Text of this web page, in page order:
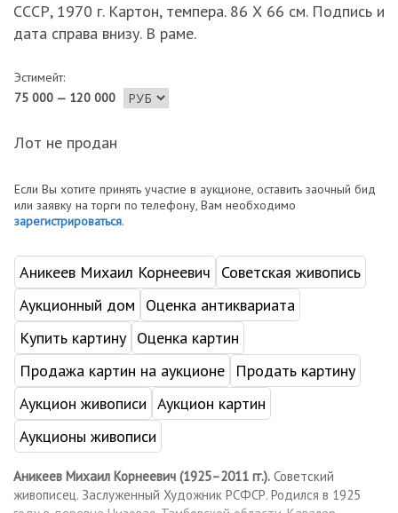
СССР, 1970 г. Картон, темпера. 86 Х 66 см. Подпись и
дата справа внизу. В раме.
Эстимейт:
75 000 — 120 000
Лот не продан
Если Вы хотите принять участие в аукционе, оставить заочный бид
или заявку на торги по телефону, Вам необходимо
зарегистрироваться.
Аникеев Михаил Корнеевич
Советская живопись
Аукционный дом
Оценка антиквариата
Купить картину Оценка картин
Продажа картин на аукционе
Продать картину
Аукцион живописи Аукцион картин
Аукционы живописи
Аникеев Михаил Корнеевич (1925–2011 гг.). Советский
живописец. Заслуженный Художник РСФСР. Родился в 1925